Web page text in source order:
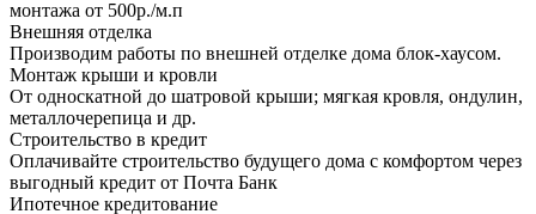
монтажа от 500р./м.п
Внешняя отделка
Производим работы по внешней отделке дома блок-хаусом.
Монтаж крыши и кровли
От односкатной до шатровой крыши; мягкая кровля, ондулин,
металлочерепица и др.
Строительство в кредит
Оплачивайте строительство будущего дома с комфортом через
выгодный кредит от Почта Банк
Ипотечное кредитование